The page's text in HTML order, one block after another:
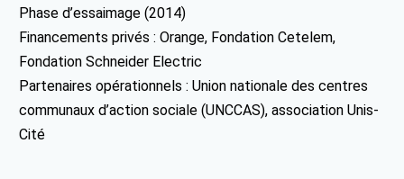
Phase d’essaimage (2014)
Financements privés : Orange, Fondation Cetelem,
Fondation Schneider Electric
Partenaires opérationnels : Union nationale des centres
communaux d’action sociale (UNCCAS), association Unis-
Cité